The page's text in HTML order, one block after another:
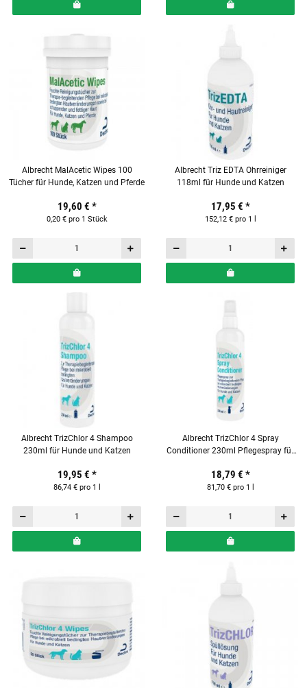
Albrecht MalAcetic Wipes 100
Tücher für Hunde, Katzen und Pferde
19,60 € *
0,20 € pro 1 Stück
Albrecht Triz EDTA Ohrreiniger
118ml für Hunde und Katzen
17,95 € *
152,12 € pro 1 l
Albrecht TrizChlor 4 Shampoo
230ml für Hunde und Katzen
19,95 € *
86,74 € pro 1 l
Albrecht TrizChlor 4 Spray
Conditioner 230ml Pflegespray für
18,79 € *
81,70 € pro 1 l